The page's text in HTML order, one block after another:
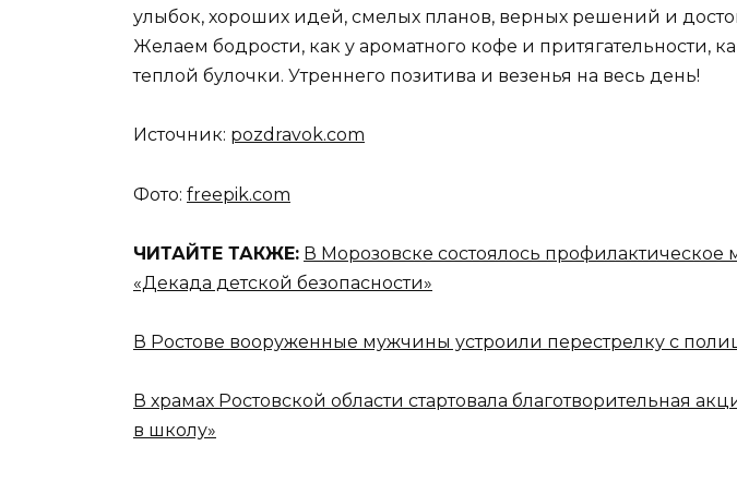
улыбок, хороших идей, смелых планов, верных решений и
Желаем бодрости, как у ароматного кофе и притягательности,
теплой булочки. Утреннего позитива и везенья на весь день!
Источник: pozdravok.com
Фото: freepik.com
ЧИТАЙТЕ ТАКЖЕ: В Морозовске состоялось профилактическое
«Декада детской безопасности»
В Ростове вооруженные мужчины устроили перестрелку с
В храмах Ростовской области стартовала благотворительная
в школу»